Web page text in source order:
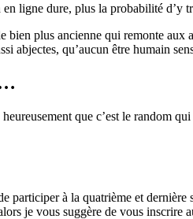
en ligne dure, plus la probabilité d’y
bien plus ancienne qui remonte
abjectes, qu’aucun être humain
que c’est le random
participer à la quatrième et
je vous suggère de vous inscrire